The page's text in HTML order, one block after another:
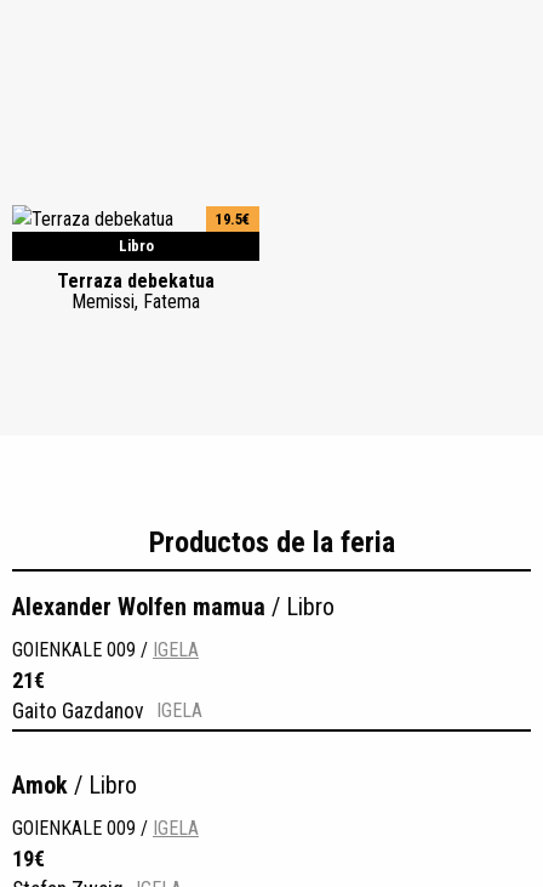
Libro
19.5€
Terraza debekatua
Memissi, Fatema
Productos de la feria
Alexander Wolfen mamua / Libro
GOIENKALE 009 / IGELA
21€
Gaito Gazdanov IGELA
Amok / Libro
GOIENKALE 009 / IGELA
19€